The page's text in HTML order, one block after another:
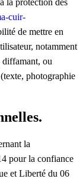
cuir-
de mettre en
notamment
diffamant, ou
photographie
la
pour la confiance
et Liberté du 06